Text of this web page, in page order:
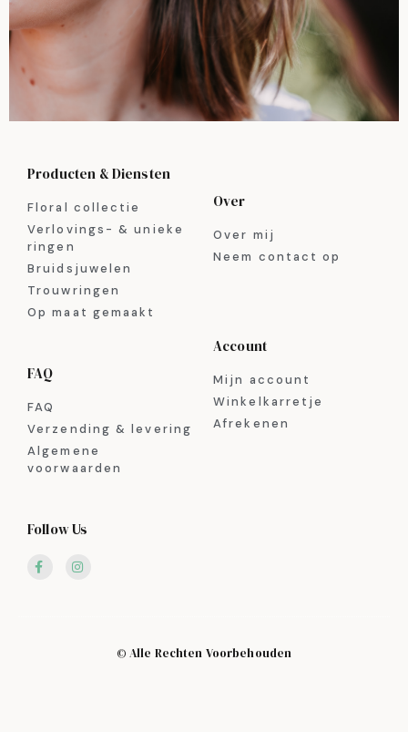
Producten & Diensten
Floral collectie
Verlovings- & unieke
ringen
Bruidsjuwelen
Trouwringen
Op maat gemaakt
Over
Over mij
Neem contact op
FAQ
FAQ
Verzending & levering
Algemene
voorwaarden
Account
Mijn account
Winkelkarretje
Afrekenen
Follow Us
© Alle Rechten Voorbehouden